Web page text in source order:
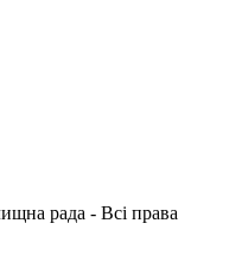
рада - Всі права